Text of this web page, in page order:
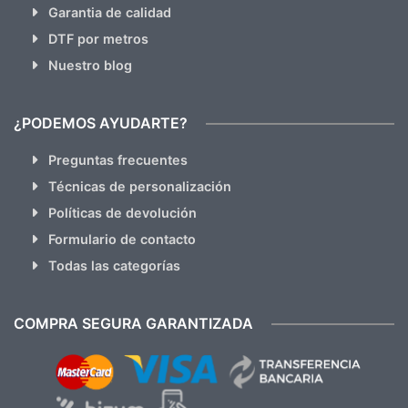
Garantia de calidad
DTF por metros
Nuestro blog
¿PODEMOS AYUDARTE?
Preguntas frecuentes
Técnicas de personalización
Políticas de devolución
Formulario de contacto
Todas las categorías
COMPRA SEGURA GARANTIZADA